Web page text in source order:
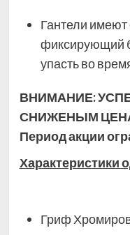
Гантели имеют
фиксирующий
упасть во
ВНИМАНИЕ:
СНИЖЕНЫМ
Период акции
Характеристики
Гриф